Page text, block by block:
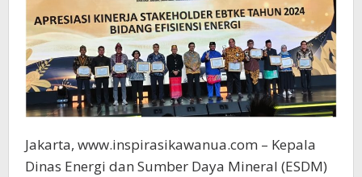
Jakarta, www.inspirasikawanua.com – Kepala
Dinas Energi dan Sumber Daya Mineral (ESDM)